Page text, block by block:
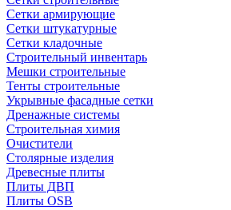
Сетки армирующие
Сетки штукатурные
Сетки кладочные
Строительный инвентарь
Мешки строительные
Тенты строительные
Укрывные фасадные сетки
Дренажные системы
Строительная химия
Очистители
Столярные изделия
Древесные плиты
Плиты ДВП
Плиты OSB